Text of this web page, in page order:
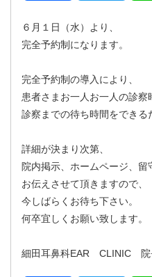
６月１日（水）より、
完全予約制になります。
完全予約制の導入により、
患者さまお一人お一人の診察
診察までの待ち時間をできる
詳細が決まり次第、
院内掲示、ホームページ、留
お伝えさせて頂きますので、
今しばらくお待ち下さい。
何卒宜しくお願い致します。
細田耳鼻科EAR CLINIC 院